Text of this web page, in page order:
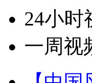
24小时
一周视